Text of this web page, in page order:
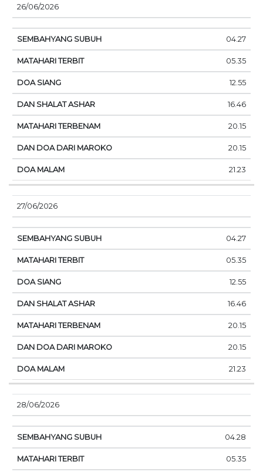
26/06/2026
04.27
05.35
12.55
16.46
20.15
20.15
21.23
27/06/2026
04.27
05.35
12.55
16.46
20.15
20.15
21.23
28/06/2026
04.28
05.35